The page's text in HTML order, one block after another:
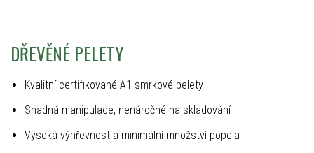
DŘEVĚNÉ PELETY
Kvalitní certifikované A1 smrkové pelety
Snadná manipulace, nenáročné na skladování
Vysoká výhřevnost a minimální množství popela